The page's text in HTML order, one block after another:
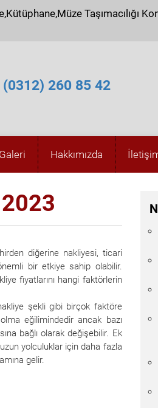
Taşımacılığı
(0312) 260 85 42
Hakkımızda
2023
diğerine nakliyesi, ticari
bir etkiye sahip olabilir.
fiyatlarını hangi faktörlerin
şekli gibi birçok faktöre
eğilimindedir ancak bazı
bağlı olarak değişebilir. Ek
yolculuklar için daha fazla
gelir.